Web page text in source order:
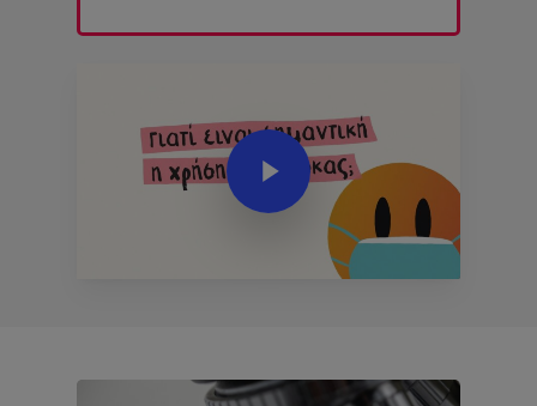
Play Video